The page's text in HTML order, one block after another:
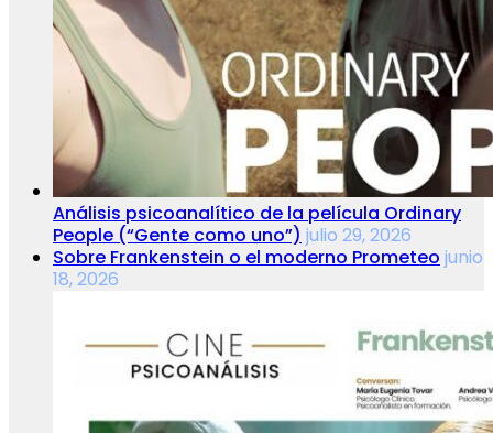
Análisis psicoanalítico de la película Ordinary
People (“Gente como uno”) julio 29, 2026
Sobre Frankenstein o el moderno Prometeo junio
18, 2026